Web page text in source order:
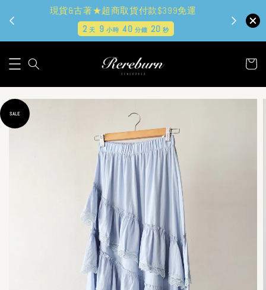
現貨&古著★超商取貨付款$399免運
2 天 9 小時 40 分鐘 19秒
SALE